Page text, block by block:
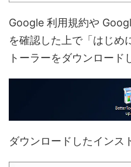
Google 利用規約や
を確認した上で「はじめ
トーラーをダウンロード
ダウンロードしたインス